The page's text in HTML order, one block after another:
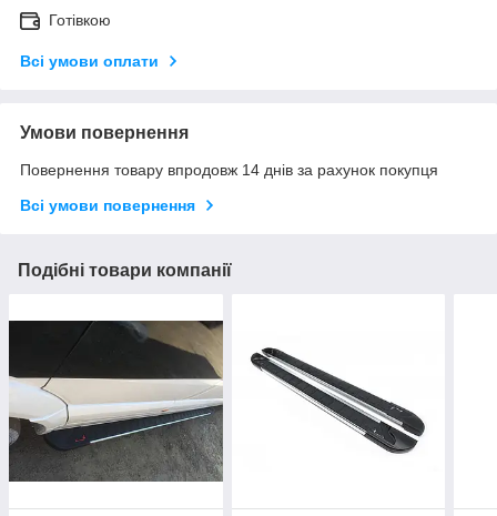
Готівкою
Всі умови оплати
Умови повернення
Повернення товару впродовж 14 днів за рахунок покупця
Всі умови повернення
Подібні товари компанії